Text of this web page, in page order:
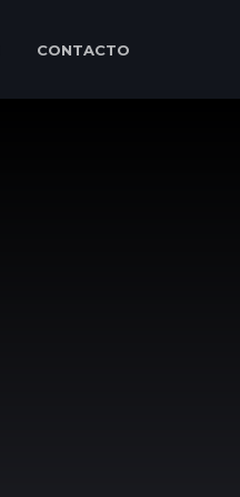
CONTACTO